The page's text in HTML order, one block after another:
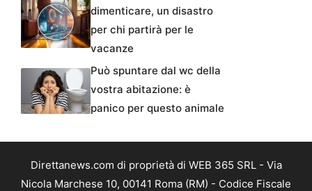
dimenticare, un disastro
per chi partirà per le
vacanze
Può spuntare dal wc della
vostra abitazione: è
panico per questo animale
Direttanews.com di proprietà di WEB 365 SRL - Via
Nicola Marchese 10, 00141 Roma (RM) - Codice Fiscale